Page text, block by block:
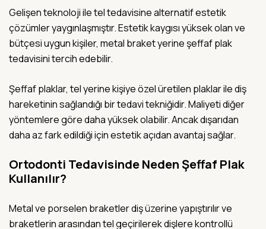
Gelişen teknoloji ile tel tedavisine alternatif estetik
çözümler yaygınlaşmıştır. Estetik kaygısı yüksek olan ve
bütçesi uygun kişiler, metal braket yerine şeffaf plak
tedavisini tercih edebilir.
Şeffaf plaklar, tel yerine kişiye özel üretilen plaklar ile diş
hareketinin sağlandığı bir tedavi tekniğidir. Maliyeti diğer
yöntemlere göre daha yüksek olabilir. Ancak dışarıdan
daha az fark edildiği için estetik açıdan avantaj sağlar.
Ortodonti Tedavisinde Neden Şeffaf Plak
Kullanılır?
Metal ve porselen braketler diş üzerine yapıştırılır ve
braketlerin arasından tel geçirilerek dişlere kontrollü